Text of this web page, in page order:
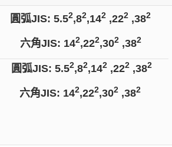
圓弧JIS: 5.52,82,142,222,382
六角JIS: 142,222,302,382
圓弧JIS: 5.52,82,142 ,222 ,382
六角JIS: 142,222,302 ,382